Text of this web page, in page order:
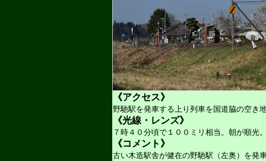
《アクセス》
野馳駅を発車する上り列車を国道脇の空き
《光線・レンズ》
７時４０分頃で１００ミリ相当。朝が順光
《コメント》
古い木造駅舎が健在の野馳駅（左奥）を発